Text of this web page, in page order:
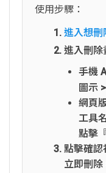
使用步驟：
進入想刪
進入刪除
手機
圖示
網頁
工具
點擊
點擊確認
立即刪除